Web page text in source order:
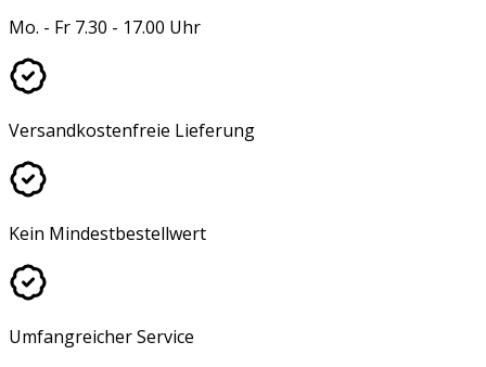
Mo. - Fr 7.30 - 17.00 Uhr
Versandkostenfreie Lieferung
Kein Mindestbestellwert
Umfangreicher Service